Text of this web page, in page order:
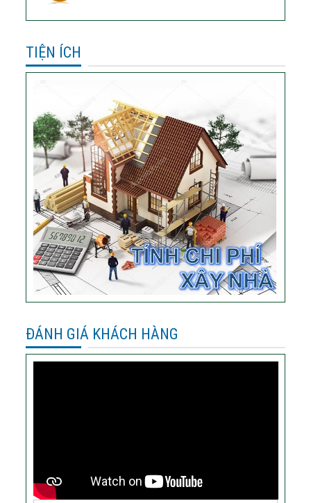
TIỆN ÍCH
ĐÁNH GIÁ KHÁCH HÀNG